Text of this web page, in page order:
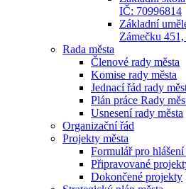
IČ: 70996814
Základní
Zámečku
Rada města
Členové rady města
Komise rady města
Jednací řád rady
Plán práce Rady
Usnesení rady města
Organizační řád
Projekty města
Formulář pro
Připravované
Dokončené projekty